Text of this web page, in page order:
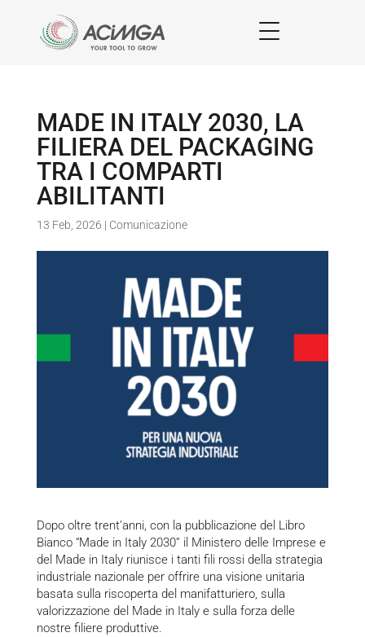
MADE IN ITALY 2030, LA
FILIERA DEL PACKAGING
TRA I COMPARTI
ABILITANTI
13 Feb, 2026 | Comunicazione
Dopo oltre trent’anni, con la pubblicazione del Libro
Bianco “Made in Italy 2030” il Ministero delle Imprese e
del Made in Italy riunisce i tanti fili rossi della strategia
industriale nazionale per offrire una visione unitaria
basata sulla riscoperta del manifatturiero, sulla
valorizzazione del Made in Italy e sulla forza delle
nostre filiere produttive.